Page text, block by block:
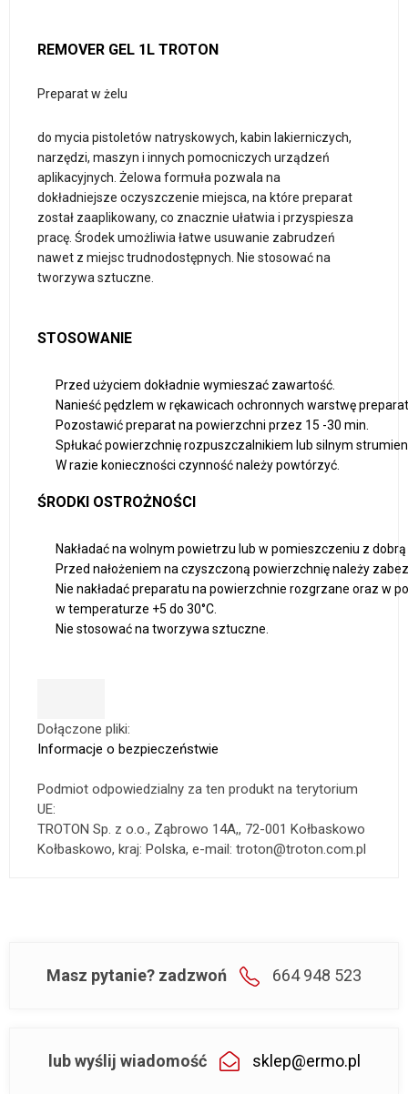
REMOVER GEL 1L TROTON
Preparat w żelu
do mycia pistoletów natryskowych, kabin lakierniczych,
narzędzi, maszyn i innych pomocniczych urządzeń
aplikacyjnych. Żelowa formuła pozwala na
dokładniejsze oczyszczenie miejsca, na które preparat
został zaaplikowany, co znacznie ułatwia i przyspiesza
pracę. Środek umożliwia łatwe usuwanie zabrudzeń
nawet z miejsc trudnodostępnych. Nie stosować na
tworzywa sztuczne.
STOSOWANIE
Przed użyciem dokładnie wymieszać zawartość.
Nanieść pędzlem w rękawicach ochronnych warstwę
Pozostawić preparat na powierzchni przez 15 -30 min.
Spłukać powierzchnię rozpuszczalnikiem lub silnym
W razie konieczności czynność należy powtórzyć.
ŚRODKI OSTROŻNOŚCI
Nakładać na wolnym powietrzu lub w pomieszczeniu z
Przed nałożeniem na czyszczoną powierzchnię należy
Nie nakładać preparatu na powierzchnie rozgrzane oraz w
w temperaturze +5 do 30°C.
Nie stosować na tworzywa sztuczne.
Dołączone pliki:
Informacje o bezpieczeństwie
Podmiot odpowiedzialny za ten produkt na terytorium
UE:
TROTON Sp. z o.o., Ząbrowo 14A,, 72-001 Kołbaskowo
Kołbaskowo, kraj: Polska, e-mail: troton@troton.com.pl
Masz pytanie? zadzwoń 664 948 523
lub wyślij wiadomość sklep@ermo.pl